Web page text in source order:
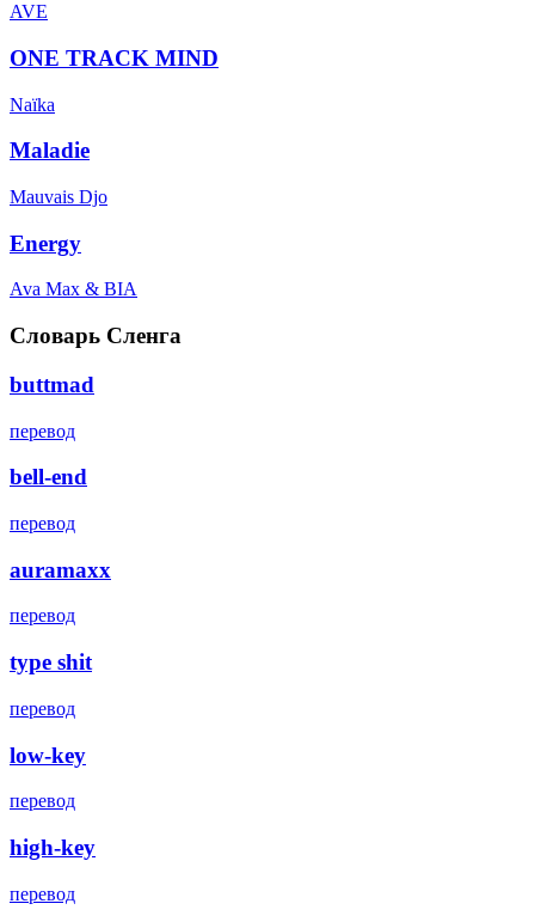
AVE
ONE TRACK MIND
Naïka
Maladie
Mauvais Djo
Energy
Ava Max & BIA
Словарь Сленга
buttmad
перевод
bell-end
перевод
auramaxx
перевод
type shit
перевод
low-key
перевод
high-key
перевод